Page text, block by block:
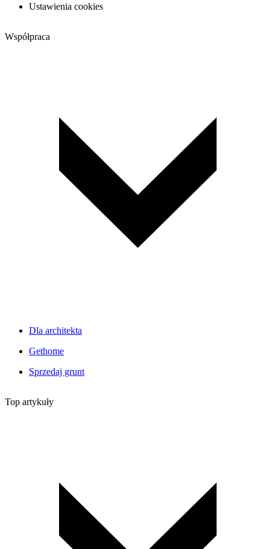
Ustawienia cookies
Współpraca
Dla architekta
Gethome
Sprzedaj grunt
Top artykuły